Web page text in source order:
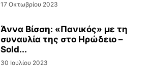
17 Οκτωβρίου 2023
Άννα Βίσση: «Πανικός» με τη
συναυλία της στο Ηρώδειο –
Sold...
30 Ιουλίου 2023